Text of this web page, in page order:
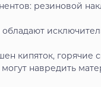
резиновой
кипяток, горячие
навредить